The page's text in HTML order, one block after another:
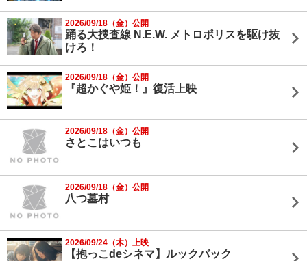
2026/09/18（金）公開
踊る大捜査線 N.E.W. メトロポリスを駆け抜
けろ！
2026/09/18（金）公開
『超かぐや姫！』復活上映
2026/09/18（金）公開
さとこはいつも
2026/09/18（金）公開
八つ墓村
2026/09/24（木）上映
【抱っこdeシネマ】ルックバック